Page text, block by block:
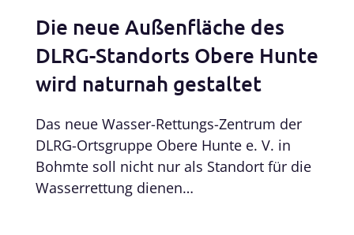
Die neue Außenfläche des
DLRG-Standorts Obere Hunte
wird naturnah gestaltet
Das neue Wasser-Rettungs-Zentrum der
DLRG-Ortsgruppe Obere Hunte e. V. in
Bohmte soll nicht nur als Standort für die
Wasserrettung dienen…